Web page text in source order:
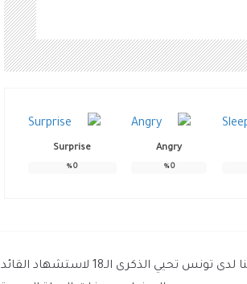
Angry
0
%
Surprise
0
%
سفارتنا لدى تونس تحيي الذكرى الـ18 لاستشهاد القائد